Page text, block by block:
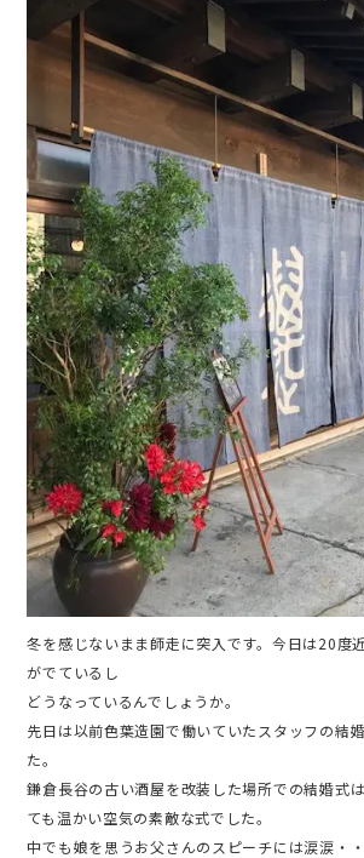
冬を感じないまま師走に突入です。今日は20度
がでているし
どうなっているんでしょうか。
先日は以前色葉造園で働いていたスタッフの結
た。
鎌倉長谷の古い酒屋を改装した場所での結婚式
ても温かい空気の素敵な式でした。
中でも娘を思うお父さんのスピーチには涙涙・・